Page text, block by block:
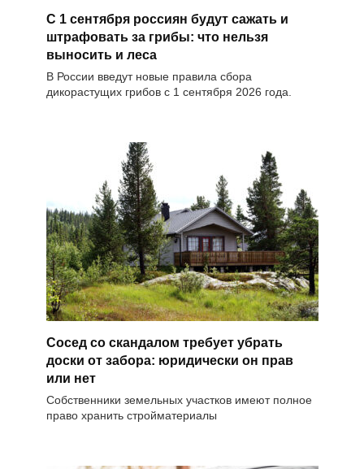
С 1 сентября россиян будут сажать и
штрафовать за грибы: что нельзя
выносить и леса
В России введут новые правила сбора
дикорастущих грибов с 1 сентября 2026 года.
Сосед со скандалом требует убрать
доски от забора: юридически он прав
или нет
Собственники земельных участков имеют полное
право хранить стройматериалы